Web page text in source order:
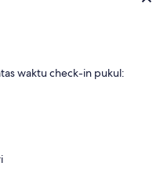
waktu check-in pukul: